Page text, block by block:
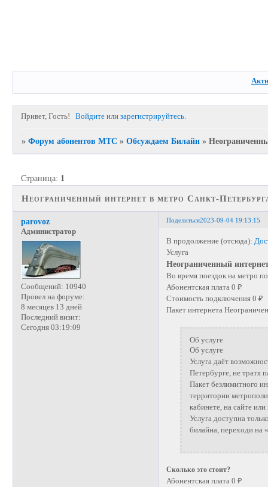
Привет, Гость! Войдите илизарегистрируйтесь.
»Форум абонентов МТС »Обсуждаем Билайн »
Неограниченный интернет в метро Санкт-
Страница: 1
Поделиться2023-09-04 19:13:15
parovoz
Администратор
Сообщений: 10940
Провел на форуме:
8 месяцев 13 дней
Последний визит:
Сегодня 03:19:09
В продолжение (отсюда):
Услуга
Неограниченный
Во время поездок на метро
Абонентская плата 0 ₽
Стоимость подключения 0 ₽
Пакет интернета
Об услуге
Об услуге
Услуга даёт
Петербурге, не тратя
Пакет безлимитного
территории
кабинете, на сайте
Услуга доступна
билайна, переходи на
Сколько это стоит?
Абонентская плата 0 ₽